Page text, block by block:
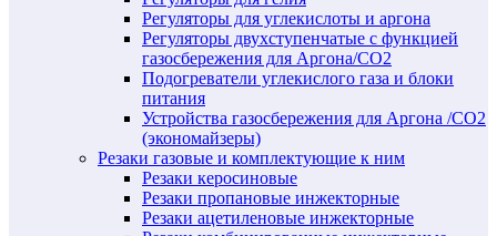
Регуляторы для углекислоты и аргона
Регуляторы двухступенчатые c функцией
газосбережения для Аргона/СО2
Подогреватели углекислого газа и блоки
питания
Устройства газосбережения для Аргона /СО2
(экономайзеры)
Резаки газовые и комплектующие к ним
Резаки керосиновые
Резаки пропановые инжекторные
Резаки ацетиленовые инжекторные